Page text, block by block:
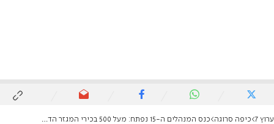
ערוץ 7 כיפה סרוגה כנס המנהלים ה-15 נפתח: מעל 500 בכירי המגזר הדתי מתכנסים באילת